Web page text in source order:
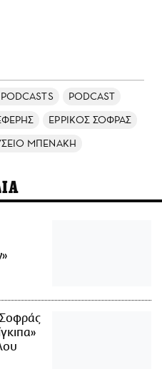
PODCAST
ΕΡΡΙΚΟΣ ΣΟΦΡΑΣ
ΜΠΕΝΑΚΗ